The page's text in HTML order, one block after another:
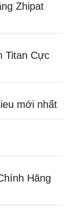
Zhipat
Titan Cực
mới nhất
Hãng